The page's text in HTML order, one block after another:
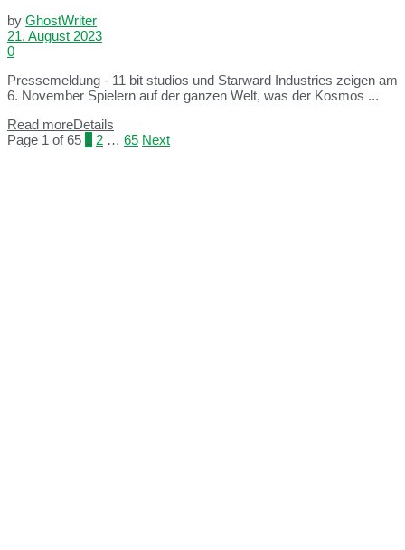
by GhostWriter
21. August 2023
0
Pressemeldung - 11 bit studios und Starward Industries zeigen am
6. November Spielern auf der ganzen Welt, was der Kosmos ...
Read moreDetails
Page 1 of 65 1 2 … 65 Next